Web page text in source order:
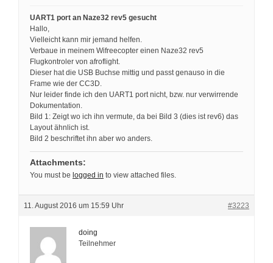
UART1 port an Naze32 rev5 gesucht
Hallo,
Vielleicht kann mir jemand helfen.
Verbaue in meinem Wifreecopter einen Naze32 rev5
Flugkontroler von afroflight.
Dieser hat die USB Buchse mittig und passt genauso in die
Frame wie der CC3D.
Nur leider finde ich den UART1 port nicht, bzw. nur verwirrende
Dokumentation.
Bild 1: Zeigt wo ich ihn vermute, da bei Bild 3 (dies ist rev6) das
Layout ähnlich ist.
Bild 2 beschriftet ihn aber wo anders.
Attachments:
You must be logged in to view attached files.
11. August 2016 um 15:59 Uhr #3223
doing
Teilnehmer